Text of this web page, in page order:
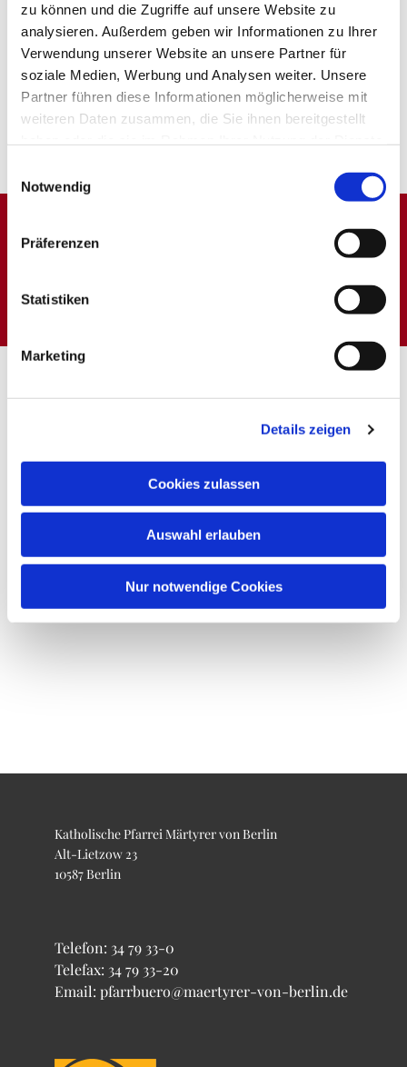
zu können und die Zugriffe auf unsere Website zu
analysieren. Außerdem geben wir Informationen zu Ihrer
Verwendung unserer Website an unsere Partner für
soziale Medien, Werbung und Analysen weiter. Unsere
Partner führen diese Informationen möglicherweise mit
weiteren Daten zusammen, die Sie ihnen bereitgestellt
Notwendig
Präferenzen
Statistiken
Marketing
Details zeigen
Cookies zulassen
Auswahl erlauben
Nur notwendige Cookies
Dies könnte Sie auch
Katholische Pfarrei Märtyrer von Berlin
Alt-Lietzow 23
10587 Berlin
Telefon: 34 79 33-0
Telefax: 34 79 33-20
Email: pfarrbuero@maertyrer-von-berlin.de